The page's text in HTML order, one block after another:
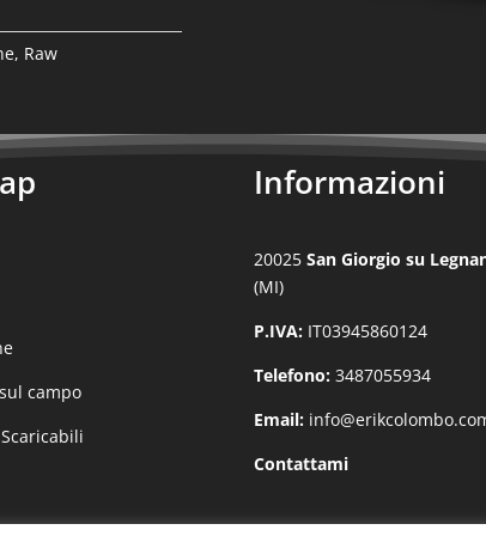
, Raw
campo
Informazioni
20025 San Giorgio su
(MI)
P.IVA: IT03945860124
Telefono:3487055934
Email:
Contattami